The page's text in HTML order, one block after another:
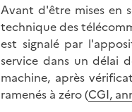
Avant d'être mises en
technique des
est signalé par
service dans un délai
machine, après
ramenés à zéro (CGI,